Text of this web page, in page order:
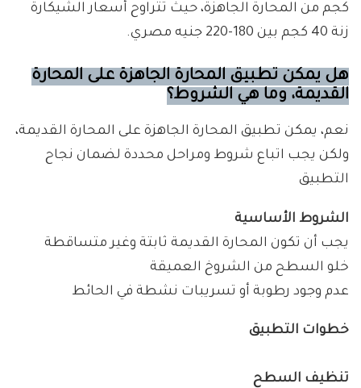
كجم من المحارة الجاهزة، حيث تتراوح أسعار الشيكارة
زنة 40 كجم بين 180-220 جنيه مصري.
هل يمكن تطبيق المحارة الجاهزة على المحارة
القديمة، وما هي الشروط؟
نعم، يمكن تطبيق المحارة الجاهزة على المحارة القديمة،
ولكن يجب اتباع شروط ومراحل محددة لضمان نجاح
التطبيق
الشروط الأساسية
يجب أن تكون المحارة القديمة ثابتة وغير متساقطة
خلو السطح من الشروخ العميقة
عدم وجود رطوبة أو تسريبات نشطة في الحائط
خطوات التطبيق
تنظيف السطح